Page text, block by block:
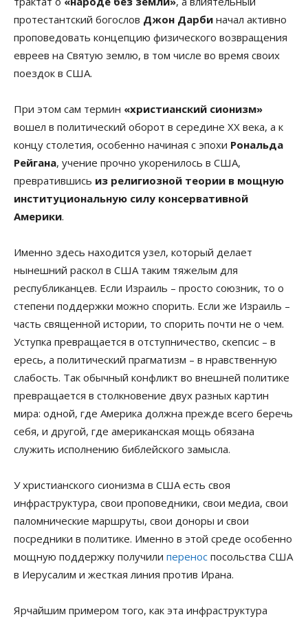
протестантский богослов Джон Дарби начал активно
проповедовать концепцию физического возвращения
евреев на Святую землю, в том числе во время своих
поездок в США.
При этом сам термин «христианский сионизм»
вошел в политический оборот в середине XX века, а к
концу столетия, особенно начиная с эпохи Рональда
Рейгана, учение прочно укоренилось в США,
превратившись из религиозной теории в мощную
институциональную силу консервативной
Америки.
Именно здесь находится узел, который делает
нынешний раскол в США таким тяжелым для
республиканцев. Если Израиль – просто союзник, то о
степени поддержки можно спорить. Если же Израиль –
часть священной истории, то спорить почти не о чем.
Уступка превращается в отступничество, скепсис – в
ересь, а политический прагматизм – в нравственную
слабость. Так обычный конфликт во внешней политике
превращается в столкновение двух разных картин
мира: одной, где Америка должна прежде всего беречь
себя, и другой, где американская мощь обязана
служить исполнению библейского замысла.
У христианского сионизма в США есть своя
инфраструктура, свои проповедники, свои медиа, свои
паломнические маршруты, свои доноры и свои
посредники в политике. Именно в этой среде особенно
мощную поддержку получили перенос посольства США
в Иерусалим и жесткая линия против Ирана.
Ярчайшим примером того, как эта инфраструктура